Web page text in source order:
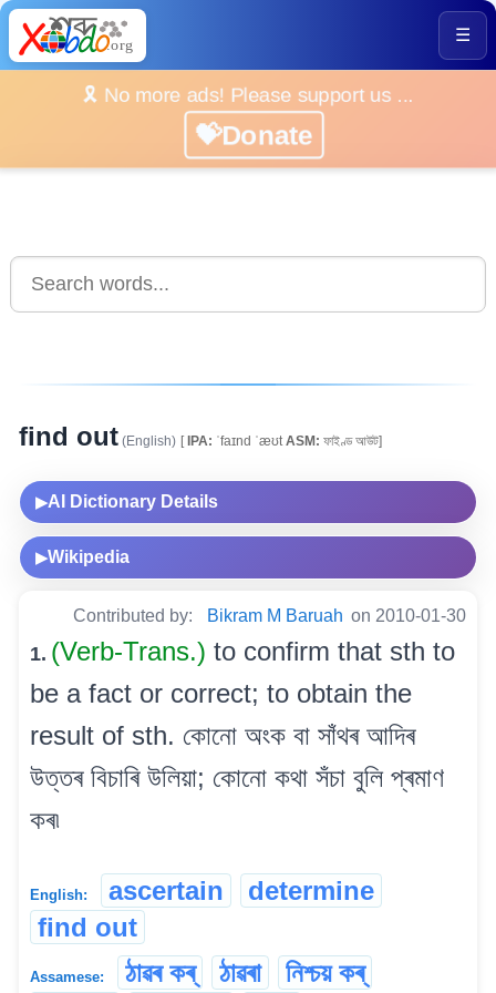
☰
🎗️ No more ads! Please support us ...
💝Donate
find out (English) [IPA: ˈfaɪnd ˈæʊtASM: ফাইণ্ড আউট]
▶AI Dictionary Details
▶Wikipedia
Contributed by: Bikram M Baruah on 2010-01-30
1. (Verb-Trans.) to confirm that sth to
be a fact or correct; to obtain the
result of sth. কোনো অংক বা সাঁথৰ আদিৰ
উত্তৰ বিচাৰি উলিয়া; কোনো কথা সঁচা বুলি প্ৰমাণ
কৰ৷
English: ascertain
determine
find out
Assamese: ঠাৱৰ কৰ্ ঠাৱৰা নিশ্চয় কৰ্